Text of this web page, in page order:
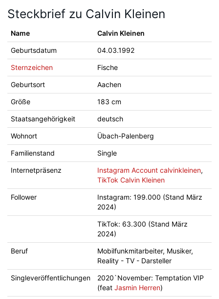
Steckbrief zu Calvin Kleinen
Name Calvin Kleinen
Geburtsdatum 04.03.1992
Sternzeichen Fische
Geburtsort Aachen
Größe 183 cm
Staatsangehörigkeit deutsch
Wohnort Übach-Palenberg
Familienstand Single
Internetpräsenz Instagram Account calvinkleinen,
TikTok Calvin Kleinen
Follower
Instagram: 199.000 (Stand März
2024)
TikTok: 63.300 (Stand März
2024)
Beruf
Mobilfunkmitarbeiter, Musiker,
Reality - TV - Darsteller
Singleveröffentlichungen
2020`November: Temptation VIP
(feat Jasmin Herren)